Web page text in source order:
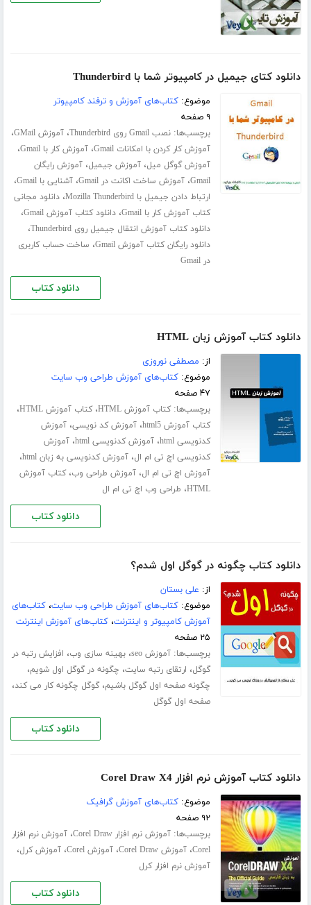
دانلود کتای جیمیل در کامپیوتر شما با Thunderbird
موضوع:کتاب‌های آموزش و ترفند کامپیوتر
۹ صفحه
برچسب‌ها:نصب Gmail روی Thunderbird ،آموزش GMail ،
آموزش کار کردن با امکانات Gmail ،آموزش کار با Gmail ،
آموزش گوگل میل،آموزش جیمیل،آموزش رایگان
Gmail،آموزش ساخت اکانت در Gmail ،آشنایی با Gmail ،
ارتباط دادن جیمیل با Mozilla Thunderbird ،دانلود مجانی
کتاب آموزش کار با Gmail
،دانلود کتاب آموزش Gmail ،
دانلود کتاب آموزش انتقال جیمیل روی Thunderbird ،
دانلود رایگان کتاب آموزش Gmail ، ساخت حساب کاربری
در Gmail
دانلود کتاب
دانلود کتاب آموزش زبان HTML
از: مصطفی نوروزی
موضوع:کتاب‌های آموزش طراحی وب سایت
۴۷ صفحه
برچسب‌ها:کتاب آموزش HTML ،کتاب آموزش HTML ،
کتاب آموزش html5 ،آموزش کد نویسی،آموزش
کدنویسی html
،آموزش کدنویسی html ،آموزش
کدنویسی اچ تی ام ال،آموزش کدنویسی به زبان html ،
آموزش اچ تی ام ال،آموزش طراحی وب،کتاب آموزش
HTML، طراحی وب اچ تی ام ال
دانلود کتاب
دانلود کتاب چگونه در گوگل اول شدم؟
از: علی بستان
موضوع:کتاب‌های آموزش طراحی وب سایت،کتاب‌های
آموزش کامپیوتر و اینترنت،کتاب‌های آموزش اینترنت
۲۵ صفحه
برچسب‌ها:آموزش seo ،بهینه سازی وب، افزایش رتبه در
گوگل، ارتقای رتبه سایت، چگونه در گوگل اول شویم،
چگونه صفحه اول گوگل باشیم،گوگل چگونه کار می کند،
صفحه اول گوگل
دانلود کتاب
دانلود کتاب آموزش نرم افزار Corel Draw X4
موضوع:کتاب‌های آموزش گرافیک
۹۲ صفحه
برچسب‌ها:آموزش نرم افزار Corel Draw ،آموزش نرم افزار
Corel،آموزش Corel Draw ،آموزش Corel ،آموزش کرل،
آموزش نرم افزار کرل
دانلود کتاب